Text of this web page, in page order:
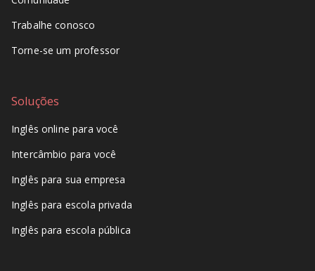
Trabalhe conosco
Torne-se um professor
Soluções
Inglês online para você
Intercâmbio para você
Inglês para sua empresa
Inglês para escola privada
Inglês para escola pública